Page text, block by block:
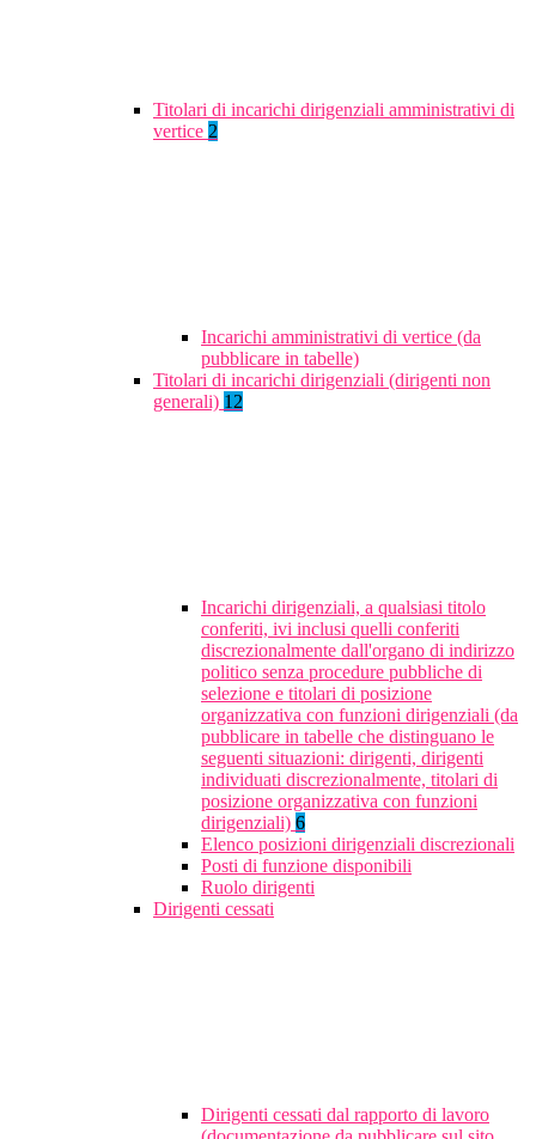
Titolari di incarichi dirigenziali amministrativi di
vertice 2
Incarichi amministrativi di vertice (da
pubblicare in tabelle)
Titolari di incarichi dirigenziali (dirigenti non
generali) 12
Incarichi dirigenziali, a qualsiasi titolo
conferiti, ivi inclusi quelli conferiti
discrezionalmente dall'organo di indirizzo
politico senza procedure pubbliche di
selezione e titolari di posizione
organizzativa con funzioni dirigenziali (da
pubblicare in tabelle che distinguano le
seguenti situazioni: dirigenti, dirigenti
individuati discrezionalmente, titolari di
posizione organizzativa con funzioni
dirigenziali) 6
Elenco posizioni dirigenziali discrezionali
Posti di funzione disponibili
Ruolo dirigenti
Dirigenti cessati
Dirigenti cessati dal rapporto di lavoro